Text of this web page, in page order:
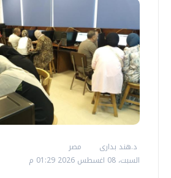
د.هند بدارى
مصر
السبت، 08 اغسطس 2026 01:29 م